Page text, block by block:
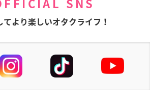
SNS
てより楽しいオタクライフ！